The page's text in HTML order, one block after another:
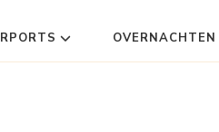
OVERNACHTEN